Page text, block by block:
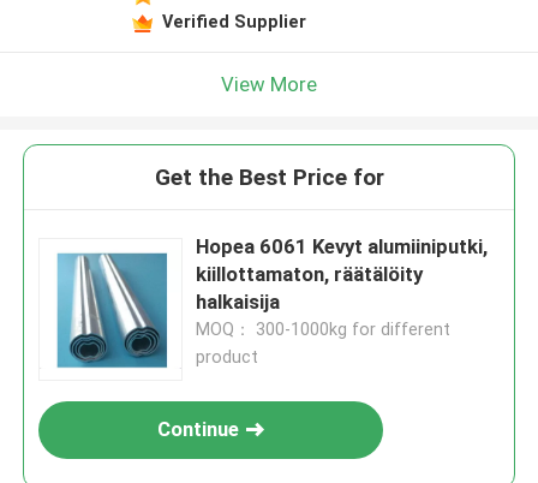
Verified Supplier
View More
Get the Best Price for
Hopea 6061 Kevyt alumiiniputki,
kiillottamaton, räätälöity
halkaisija
MOQ： 300-1000kg for different
product
Continue